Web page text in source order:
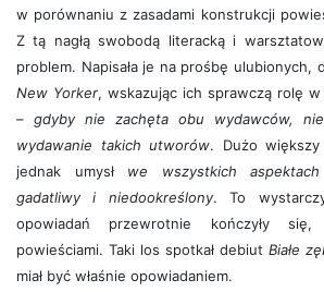
w porównaniu z zasadami konstrukcji
Z tą nagłą swobodą literacką i
problem. Napisała je na prośbę ulubionych,
New Yorker, wskazując ich sprawczą rolę w
– gdyby nie zachęta obu wydawców,
wydawanie takich utworów. Dużo większy
jednak umysł we wszystkich aspektach
gadatliwy i niedookreślony. To
opowiadań przewrotnie kończyły
powieściami. Taki los spotkał debiut Białe
miał być właśnie opowiadaniem.